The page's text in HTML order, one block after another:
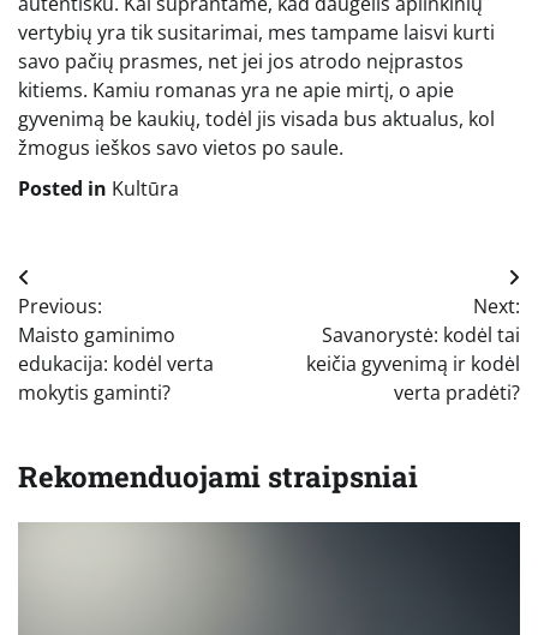
vertybių yra tik susitarimai, mes tampame laisvi kurti
savo pačių prasmes, net jei jos atrodo neįprastos
kitiems. Kamiu romanas yra ne apie mirtį, o apie
gyvenimą be kaukių, todėl jis visada bus aktualus, kol
žmogus ieškos savo vietos po saule.
Posted in Kultūra
Navigacija
tarp
įrašų
Previous:
Maisto gaminimo
edukacija: kodėl verta
mokytis gaminti?
Next:
Savanorystė: kodėl tai
keičia gyvenimą ir kodėl
verta pradėti?
Rekomenduojami straipsniai